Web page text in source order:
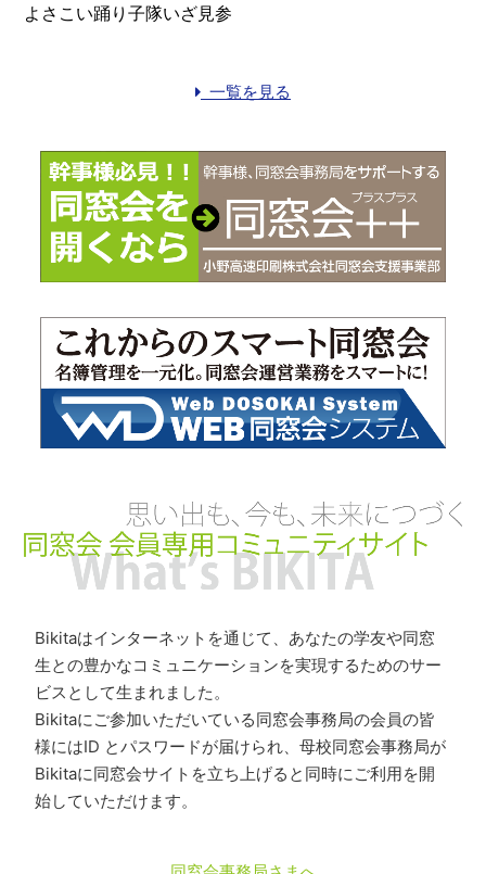
よさこい踊り子隊いざ見参
一覧を見る
Bikitaはインターネットを通じて、あなたの学友や同窓
生との豊かなコミュニケーションを実現するためのサー
ビスとして生まれました。
Bikitaにご参加いただいている同窓会事務局の会員の皆
様にはID とパスワードが届けられ、母校同窓会事務局が
Bikitaに同窓会サイトを立ち上げると同時にご利用を開
始していただけます。